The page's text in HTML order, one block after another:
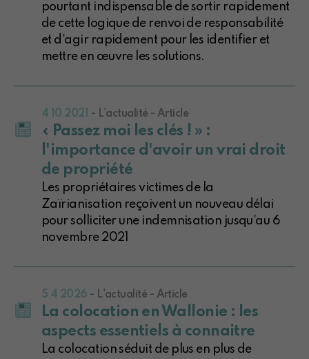
pourtant indispensable de sortir rapidement
de cette logique de renvoi de responsabilité
et d'agir rapidement pour les identifier et
mettre en œuvre les solutions.
4 10 2021 - L'actualité - Article
« Passez moi les clés ! » :
l'importance d'avoir un vrai droit
de propriété
Les propriétaires victimes de la
Zaïrianisation reçoivent un nouveau délai
pour solliciter une indemnisation jusqu'au 6
novembre 2021
5 4 2026 - L'actualité - Article
La colocation en Wallonie : les
aspects essentiels à connaitre
La colocation séduit de plus en plus de